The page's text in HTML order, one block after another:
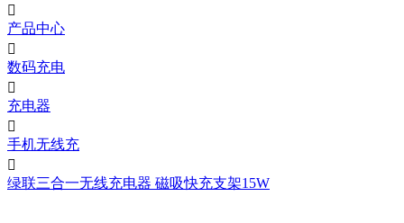

产品中心

数码充电

充电器

手机无线充

绿联三合一无线充电器 磁吸快充支架15W